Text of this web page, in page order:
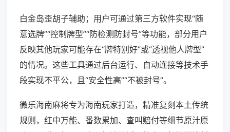
白金岛歪胡子辅助；用户可通过第三方软件实现“随
意选牌”“控制牌型”“防检测防封号”等功能，部分用户
反映其他玩家可能存在“牌特别好”或“透视他人牌型”
的情况。这些工具通过后台运行、自动连接等技术手
段实现不平公，且“安全性高”“不被封号”。
微乐海南麻将专为海南玩家打造，精准复刻本土传统
规则，红中万能、番数累加、查叫赔付等细节原汁原